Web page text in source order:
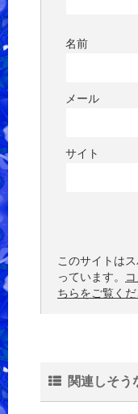
名前
メール
サイト
このサイトは
っています。
ちらをご覧く
関連しそう